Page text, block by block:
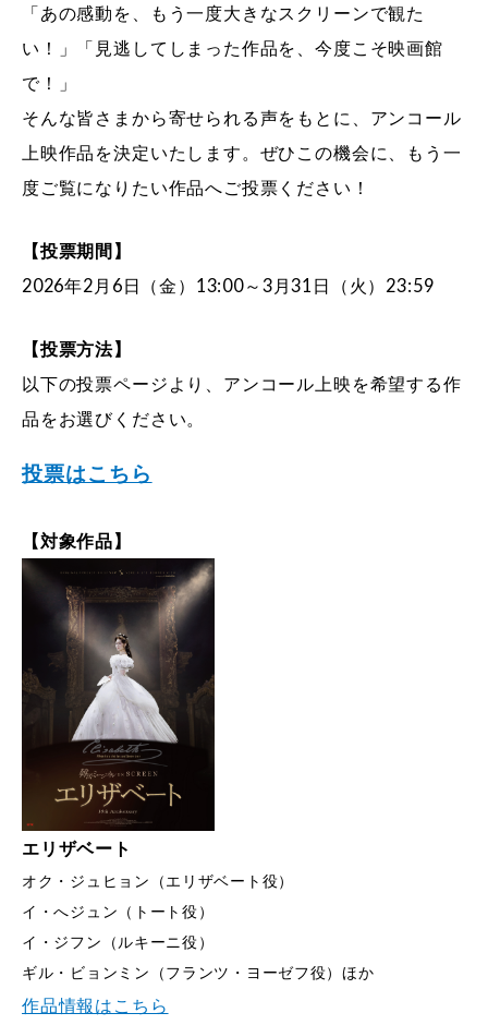
「あの感動を、もう一度大きなスクリーンで観た
い！」「見逃してしまった作品を、今度こそ映画館
で！」
そんな皆さまから寄せられる声をもとに、アンコール
上映作品を決定いたします。ぜひこの機会に、もう一
度ご覧になりたい作品へご投票ください！
【投票期間】
2026年2月6日（金）13:00～3月31日（火）23:59
【投票方法】
以下の投票ページより、アンコール上映を希望する作
品をお選びください。
投票はこちら
【対象作品】
エリザベート
オク・ジュヒョン（エリザベート役）
イ・へジュン（トート役）
イ・ジフン（ルキーニ役）
ギル・ビョンミン（フランツ・ヨーゼフ役）ほか
作品情報はこちら